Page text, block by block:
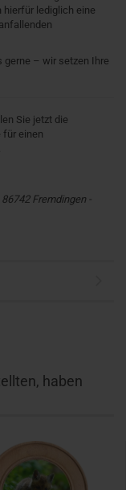
hierfür lediglich eine
gerne – wir setzen Ihre
Sie jetzt die
für einen
Fremdingen -
haben